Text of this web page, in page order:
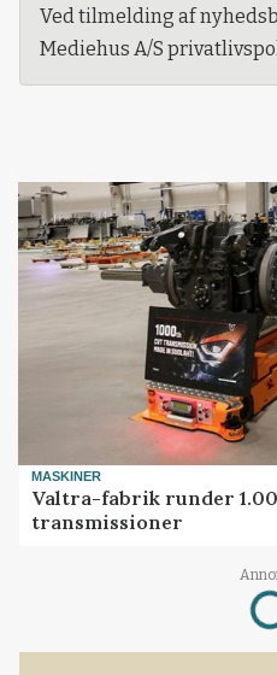
Ved tilmelding af
Mediehus A/S
MASKINER
Valtra-fabrik runder
transmissioner